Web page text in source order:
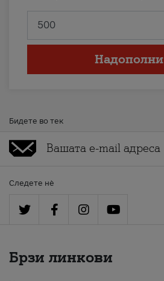
Надополни
Бидете во тек
Следете нè
Брзи линкови